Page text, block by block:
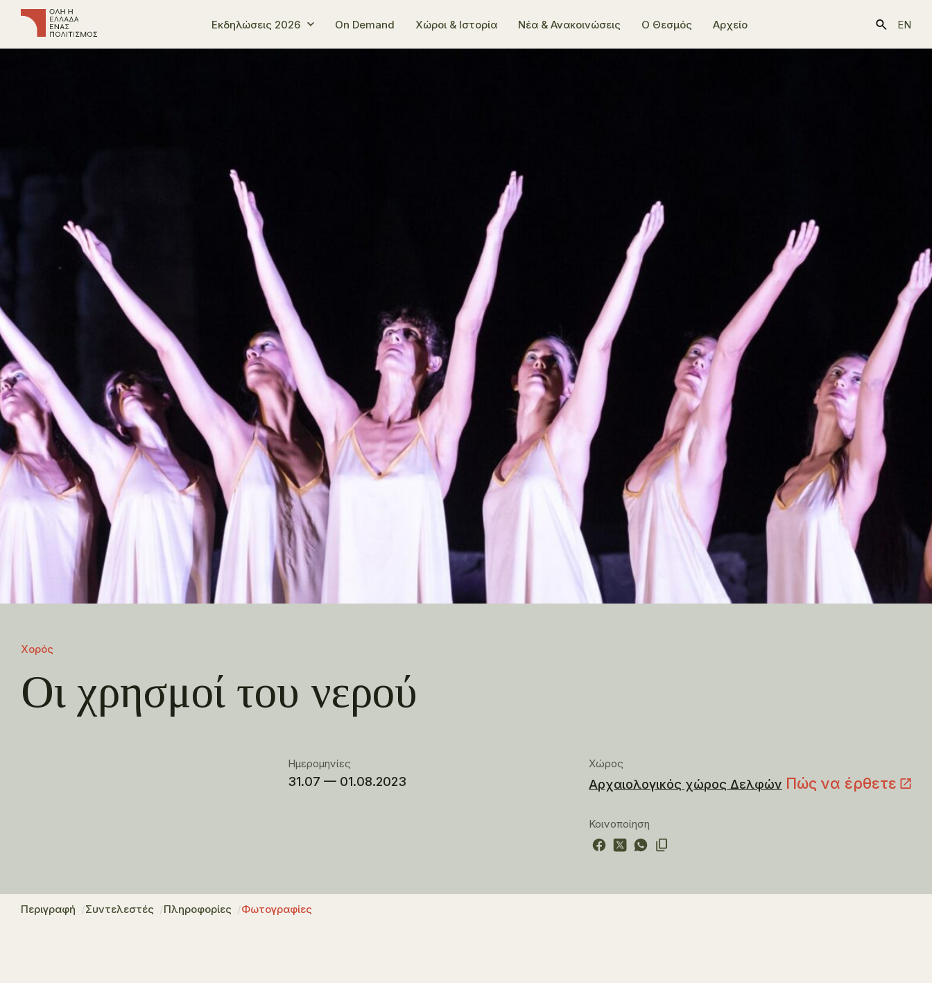
Εκδηλώσεις 2026 On Demand Χώροι & Ιστορία Νέα & Ανακοινώσεις Ο Θεσμός Αρχείο EN
Χορός
Οι χρησμοί του νερού
Ημερομηνίες
31.07 — 01.08.2023
Χώρος
Αρχαιολογικός χώρος Δελφών Πώς να έρθετε
Κοινοποίηση
Περιγραφή Συντελεστές Πληροφορίες Φωτογραφίες